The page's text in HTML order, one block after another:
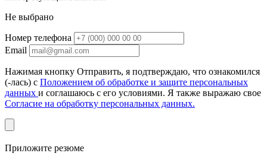
Не выбрано
Номер телефона
Email
Нажимая кнопку Отправить, я подтверждаю, что ознакомился
(-лась) с Положением об обработке и защите персональных
данных и соглашаюсь с его условиями. Я также выражаю свое
Согласие на обработку персональных данных.
Приложите резюме